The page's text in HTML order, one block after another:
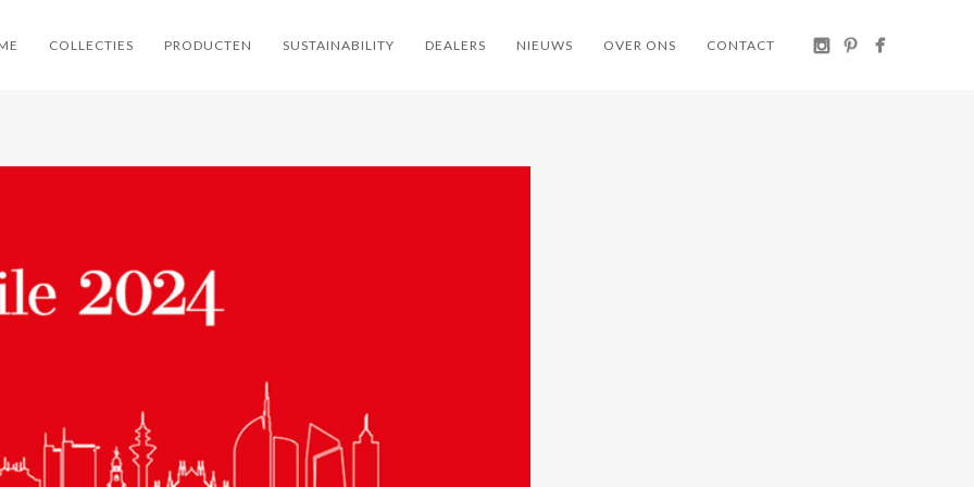
COLLECTIES PRODUCTEN SUSTAINABILITY DEALERS NIEUWS OVER ONS CONTACT